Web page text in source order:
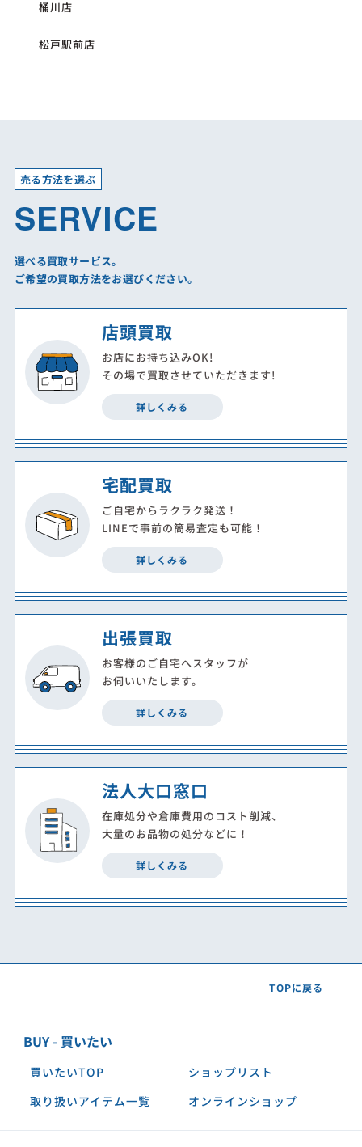
桶川店
松戸駅前店
SERVICE
売る方法を選ぶ
選べる買取サービス。
ご希望の買取方法をお選びください。
店頭買取
お店にお持ち込みOK!
その場で買取させていただきます!
詳しくみる
宅配買取
ご自宅からラクラク発送！
LINEで事前の簡易査定も可能！
詳しくみる
出張買取
お客様のご自宅へスタッフが
お伺いいたします。
詳しくみる
法人大口窓口
在庫処分や倉庫費用のコスト削減、
大量のお品物の処分などに！
詳しくみる
TOPに戻る
BUY - 買いたい
買いたいTOP
ショップリスト
取り扱いアイテム一覧
オンラインショップ